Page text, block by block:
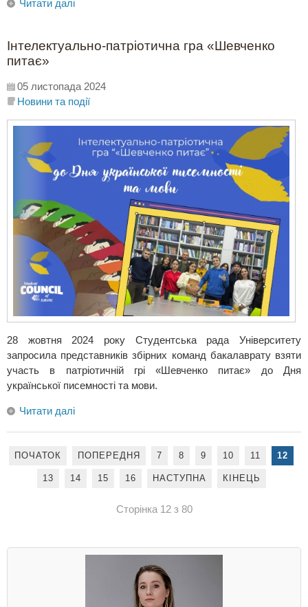
Читати далі
Інтелектуально-патріотична гра «Шевченко
питає»
05 листопада 2024
Новини та події
28 жовтня 2024 року Студентська рада Університету
запросила представників збірних команд бакалаврату взяти
участь в патріотичній грі «Шевченко питає» до Дня
української писемності та мови.
Читати далі
ПОЧАТОК ПОПЕРЕДНЯ 7 8 9 10 11 12
13 14 15 16 НАСТУПНА КІНЕЦЬ
Сторінка 12 з 80